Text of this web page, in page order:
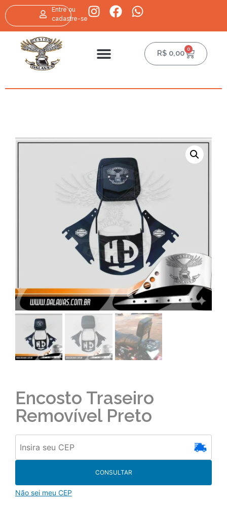
Entre ou
cadastre-se
R$ 0,00 0
Encosto Traseiro
Removível Preto
CONSULTAR
Não sei meu CEP